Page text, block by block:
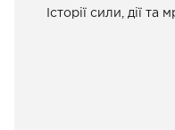
Історії сили, дії та